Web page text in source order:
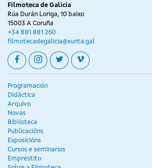
Filmoteca de Galicia
Rúa Durán Loriga, 10 baixo
15003 A Coruña
+34 881 881 260
filmotecadegalicia@xunta.gal
facebookinstagram
twittervimeo
Programación
Didáctica
Arquivo
Novas
Biblioteca
Publicacións
Exposicións
Cursos e seminarios
Empréstito